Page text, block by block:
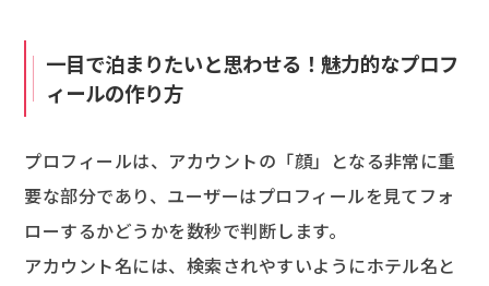
一目で泊まりたいと思わせる！魅力的なプロフ
ィールの作り方
プロフィールは、アカウントの「顔」となる非常に重
要な部分であり、ユーザーはプロフィールを見てフォ
ローするかどうかを数秒で判断します。
アカウント名には、検索されやすいようにホテル名と